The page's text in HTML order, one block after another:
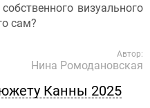
визуального
сам?
Автор:
Нина Ромодановская
Канны 2025